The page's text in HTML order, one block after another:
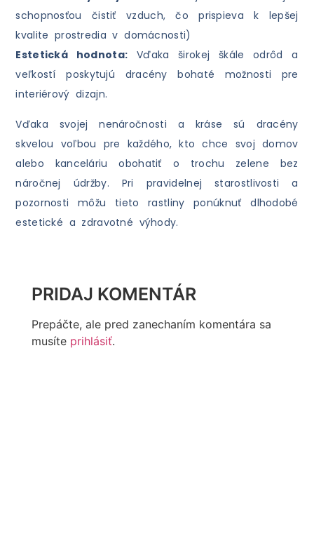
schopnosťou čistiť vzduch, čo prispieva k lepšej
kvalite prostredia v domácnosti)
Estetická hodnota: Vďaka širokej škále odrôd a
veľkostí poskytujú dracény bohaté možnosti pre
interiérový dizajn.
Vďaka svojej nenáročnosti a kráse sú dracény
skvelou voľbou pre každého, kto chce svoj domov
alebo kanceláriu obohatiť o trochu zelene bez
náročnej údržby. Pri pravidelnej starostlivosti a
pozornosti môžu tieto rastliny ponúknuť dlhodobé
estetické a zdravotné výhody.
PRIDAJ KOMENTÁR
Prepáčte, ale pred zanechaním komentára sa
musíte prihlásiť.